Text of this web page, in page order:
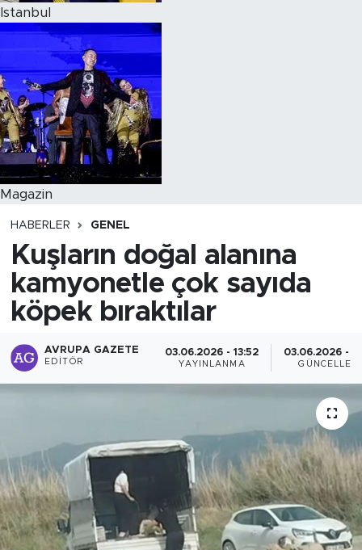
Istanbul
Magazin
HABERLER GENEL
Kuşların doğal alanına
kamyonetle çok sayıda
köpek bıraktılar
AVRUPA GAZETE
EDITÖR
03.06.2026 - 13:52
YAYINLANMA
03.06.2026 -